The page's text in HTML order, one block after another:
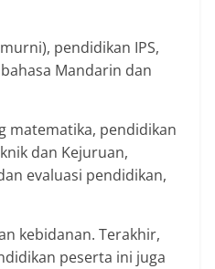
pendidikan IPS,
Mandarin dan
matematika, pendidikan
dan Kejuruan,
evaluasi pendidikan,
kebidanan. Terakhir,
peserta ini juga